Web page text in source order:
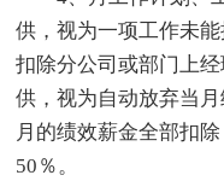
供，视为一项工作未
扣除分公司或部门上
供，视为自动放弃当
月的绩效薪金全部扣
50％。